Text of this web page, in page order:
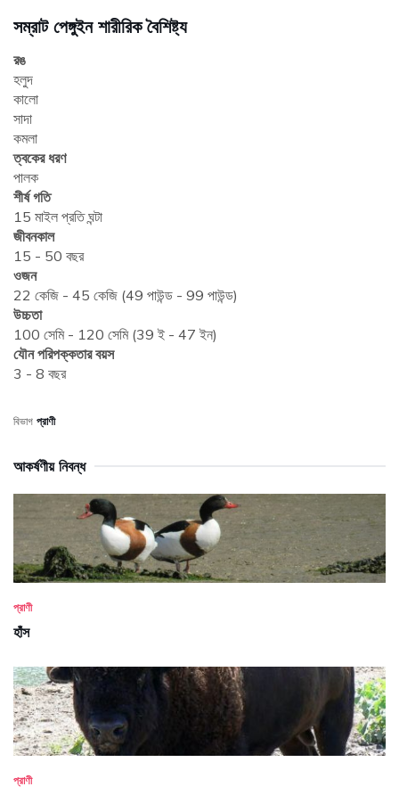
সম্রাট পেঙ্গুইন শারীরিক বৈশিষ্ট্য
রঙ
হলুদ
কালো
সাদা
কমলা
ত্বকের ধরণ
পালক
শীর্ষ গতি
15 মাইল প্রতি ঘন্টা
জীবনকাল
15 - 50 বছর
ওজন
22 কেজি - 45 কেজি (49 পাউন্ড - 99 পাউন্ড)
উচ্চতা
100 সেমি - 120 সেমি (39 ই - 47 ইন)
যৌন পরিপক্কতার বয়স
3 - 8 বছর
বিভাগ প্রাণী
আকর্ষণীয় নিবন্ধ
প্রাণী
হাঁস
প্রাণী